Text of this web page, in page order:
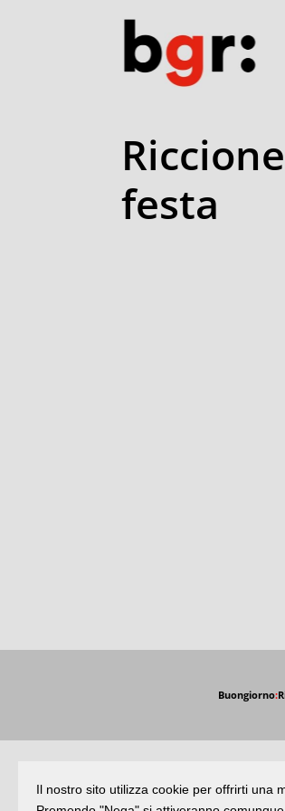
festa
Buongiorno:
Il nostro sito utilizza cookie per offrirti una